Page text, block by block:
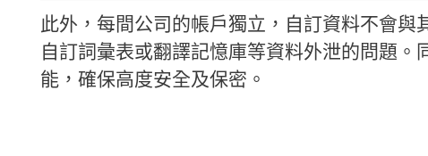
此外，每間公司的帳戶獨立，自訂資料不會與
自訂詞彙表或翻譯記憶庫等資料外泄的問題。
能，確保高度安全及保密。